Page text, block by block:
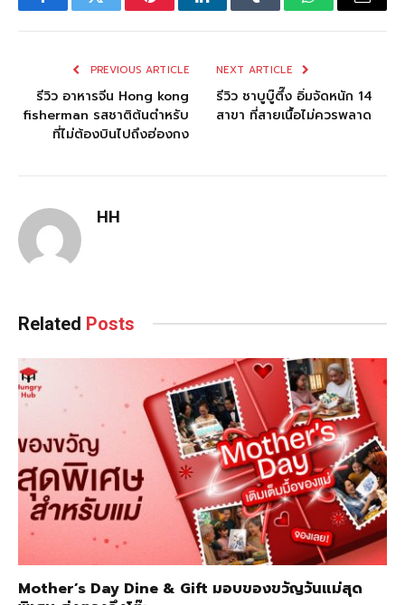
FacebookTwitter PinterestLinkedInTumblr WhatsAppEmail
PREVIOUS ARTICLE
รีวิว อาหารจีน Hong kong
fisherman รสชาติต้นตำหรับ
ที่ไม่ต้องบินไปถึงฮ่องกง
NEXT ARTICLE
รีวิว ชาบูบู๊ตึ๊ง อิ่มจัดหนัก 14
สาขา ที่สายเนื้อไม่ควรพลาด
HH
Related Posts
Mother’s Day Dine & Gift มอบของขวัญวันแม่สุด